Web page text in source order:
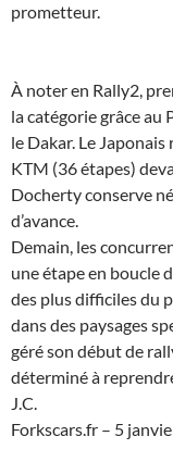
prometteur.
À noter en Rally2,
la catégorie grâce
le Dakar. Le
KTM (36 étapes)
Docherty conserve
d’avance.
Demain, les
une étape en boucle
des plus difficiles du
dans des paysages
géré son début de
déterminé à
J.C.
Forkscars.fr – 5